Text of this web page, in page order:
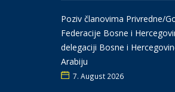
Poziv članovima Privredne/
Federacije Bosne i
delegaciji Bosne i
Arabiju
7. August 2026